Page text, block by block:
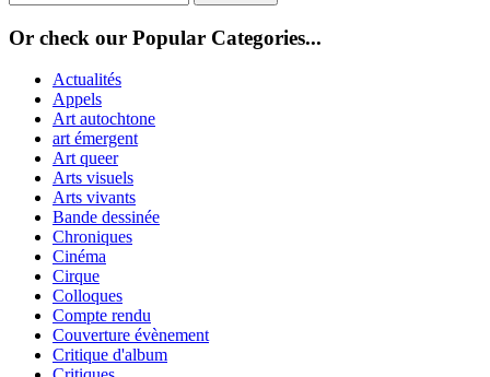
Or check our Popular Categories...
Actualités
Appels
Art autochtone
art émergent
Art queer
Arts visuels
Arts vivants
Bande dessinée
Chroniques
Cinéma
Cirque
Colloques
Compte rendu
Couverture évènement
Critique d'album